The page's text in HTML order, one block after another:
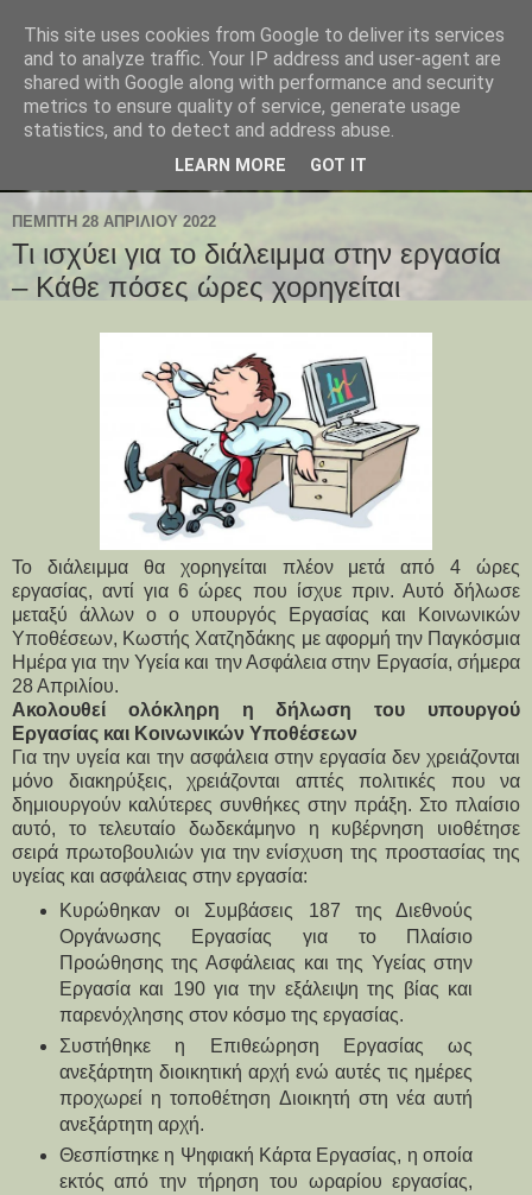
ΠΈΜΠΤΗ 28 ΑΠΡΙΛΊΟΥ 2022
Τι ισχύει για το διάλειμμα στην εργασία
– Κάθε πόσες ώρες χορηγείται
Το διάλειμμα θα χορηγείται πλέον μετά από 4 ώρες
εργασίας, αντί για 6 ώρες που ίσχυε πριν. Αυτό δήλωσε
μεταξύ άλλων ο ο υπουργός Εργασίας και Κοινωνικών
Υποθέσεων, Κωστής Χατζηδάκης με αφορμή την Παγκόσμια
Ημέρα για την Υγεία και την Ασφάλεια στην Εργασία, σήμερα
28 Απριλίου.
Ακολουθεί ολόκληρη η δήλωση του υπουργού
Εργασίας και Κοινωνικών Υποθέσεων
Για την υγεία και την ασφάλεια στην εργασία δεν χρειάζονται
μόνο διακηρύξεις, χρειάζονται απτές πολιτικές που να
δημιουργούν καλύτερες συνθήκες στην πράξη. Στο πλαίσιο
αυτό, το τελευταίο δωδεκάμηνο η κυβέρνηση υιοθέτησε
σειρά πρωτοβουλιών για την ενίσχυση της προστασίας της
υγείας και ασφάλειας στην εργασία:
Κυρώθηκαν οι Συμβάσεις 187 της Διεθνούς
Οργάνωσης Εργασίας για το Πλαίσιο
Προώθησης της Ασφάλειας και της Υγείας στην
Εργασία και 190 για την εξάλειψη της βίας και
παρενόχλησης στον κόσμο της εργασίας.
Συστήθηκε η Επιθεώρηση Εργασίας ως
ανεξάρτητη διοικητική αρχή ενώ αυτές τις ημέρες
προχωρεί η τοποθέτηση Διοικητή στη νέα αυτή
ανεξάρτητη αρχή.
Θεσπίστηκε η Ψηφιακή Κάρτα Εργασίας, η οποία
εκτός από την τήρηση του ωραρίου εργασίας,
This site uses cookies from Google to deliver its services
and to analyze traffic. Your IP address and user-agent are
shared with Google along with performance and security
metrics to ensure quality of service, generate usage
statistics, and to detect and address abuse.
LEARN MORE GOT IT